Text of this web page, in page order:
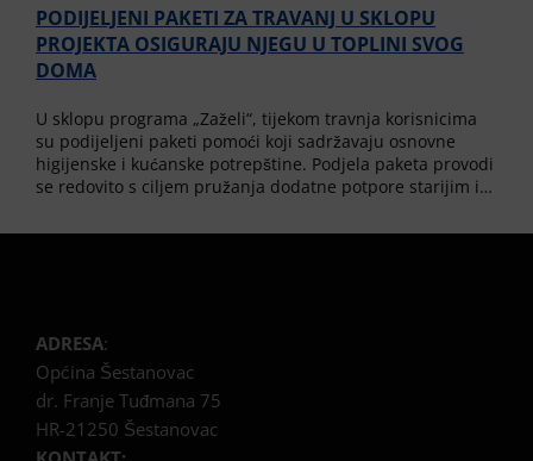
PODIJELJENI PAKETI ZA TRAVANJ U SKLOPU
PROJEKTA OSIGURAJU NJEGU U TOPLINI SVOG
DOMA
U sklopu programa „Zaželi“, tijekom travnja korisnicima
su podijeljeni paketi pomoći koji sadržavaju osnovne
higijenske i kućanske potrepštine. Podjela paketa provodi
se redovito s ciljem pružanja dodatne potpore starijim i…
ADRESA:
Općina Šestanovac
dr. Franje Tuđmana 75
HR-21250 Šestanovac